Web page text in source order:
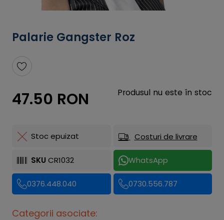
Palarie Gangster Roz
47.50 RON Produsul nu este în stoc
Stoc epuizat Costuri de livrare
SKU CR1032 WhatsApp
0376.448.040 0730.556.787
Categorii asociate: